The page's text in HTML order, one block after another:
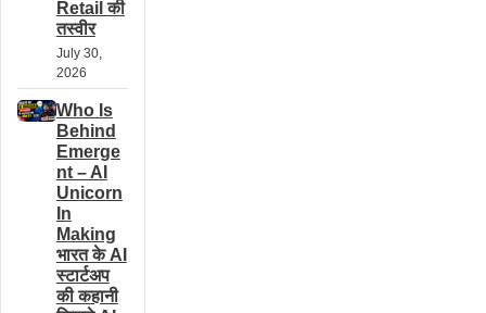
Retail की
तस्वीर
July 30,
2026
Who Is
Behind
Emerge
nt – AI
Unicorn
In
Making
भारत के AI
स्टार्टअप
की कहानी